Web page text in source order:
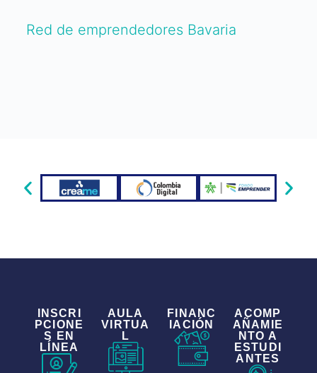
Red de emprendedores Bavaria
INSCRI
PCIONE
S EN
LÍNEA
AULA
VIRTUA
L
FINANC
IACIÓN
ACOMP
AÑAMIE
NTO A
ESTUDI
ANTES